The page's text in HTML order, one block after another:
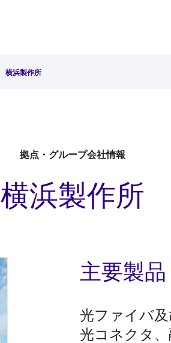
横浜製作所
拠点・グループ会社情報
横浜製作所
主要製品
光ファイバ及
光コネクタ